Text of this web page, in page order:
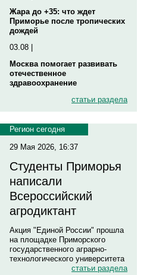
Жара до +35: что ждет
Приморье после тропических
дождей
03.08 |
Москва помогает развивать
отечественное
здравоохранение
статьи раздела
Регион сегодня
29 Мая 2026, 16:37
Студенты Приморья
написали
Всероссийский
агродиктант
Акция "Единой России" прошла
на площадке Приморского
государственного аграрно-
технологического университета
статьи раздела